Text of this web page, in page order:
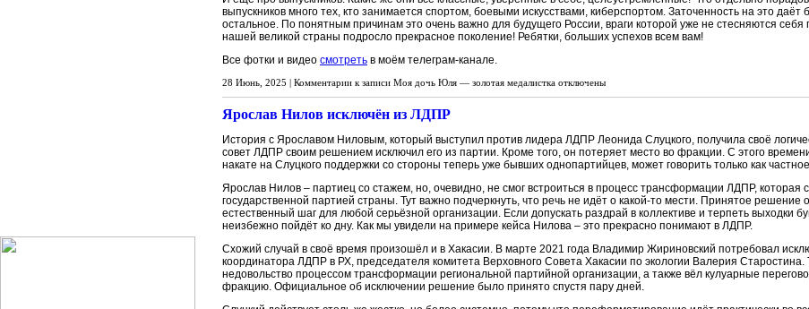
выпускников много тех, кто занимается спортом, боевыми искусствами, киберспортом. Заточенность на это даёт
остальное. По понятным причинам это очень важно для будущего России, враги которой уже не стесняются
нашей великой страны подросло прекрасное поколение! Ребятки, больших успехов всем вам!
Все фотки и видео смотреть в моём телеграм-канале.
28 Июнь, 2025 | Комментарии к записи Моя дочь Юля — золотая медалистка отключены
Ярослав Нилов исключён из ЛДПР
История с Ярославом Ниловым, который выступил против лидера ЛДПР Леонида Слуцкого, получила своё
совет ЛДПР своим решением исключил его из партии. Кроме того, он потеряет место во фракции. С этого
накате на Слуцкого поддержки со стороны теперь уже бывших однопартийцев, может говорить только как
Ярослав Нилов – партиец со стажем, но, очевидно, не смог встроиться в процесс трансформации ЛДПР, которая
государственной партией страны. Тут важно подчеркнуть, что речь не идёт о какой-то мести. Принятое решение
естественный шаг для любой серьёзной организации. Если допускать раздрай в коллективе и терпеть выходки
неизбежно пойдёт ко дну. Как мы увидели на примере кейса Нилова – это прекрасно понимают в ЛДПР.
Схожий случай в своё время произошёл и в Хакасии. В марте 2021 года Владимир Жириновский потребовал
координатора ЛДПР в РХ, председателя комитета Верховного Совета Хакасии по экологии Валерия Старостина.
недовольство процессом трансформации региональной партийной организации, а также вёл кулуарные
фракцию. Официальное об исключении решение было принято спустя пару дней.